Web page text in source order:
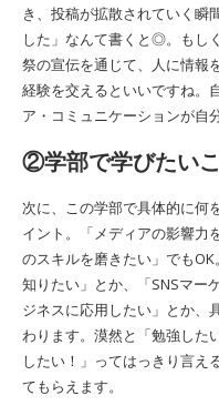
き、投稿が拡散されていく瞬
した」なんて書くと◎。もし
祭の宣伝を通じて、人に情報
経験を交えるといいですね。
ア・コミュニケーションが自
②学部で学びたい
次に、この学部で具体的に何
イント。「メディアの影響力
のスキルを磨きたい」でも
知りたい」とか、「SNSマー
ジネスに応用したい」とか、
わります。漠然と「勉強した
したい！」ってはっきり言え
てもらえます。